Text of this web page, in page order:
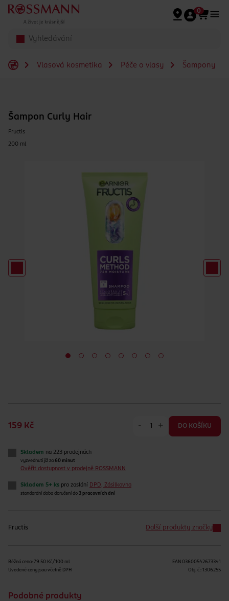
Přeskočit na hlavmní obsah
0
Vlasová kosmetika Péče o vlasy Šampony
Šampon Curly Hair
Fructis
200 ml
159 Kč - + DO KOŠÍKU
Skladem na 223 prodejnách
vyzvednutí již za 60 minut
Ověřit dostupnost v prodejně ROSSMANN
Skladem 5+ ks pro zaslání DPD, Zásilkovna
standardní doba doručení do 3 pracovních dní
Fructis Další produkty značky
Běžná cena: 79.50 Kč/100 ml
Uvedené ceny jsou včetně DPH
EAN 03600542673341
Obj. č.: 1306255
Podobné produkty